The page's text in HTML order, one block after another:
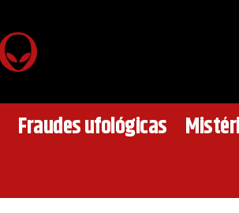
Fraudes ufológicas